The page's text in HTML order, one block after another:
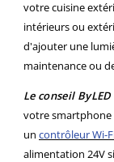
votre cuisine
intérieurs ou
d'ajouter une
maintenance ou
Le conseil ByLED
votre
un contrôleur Wi-
alimentation 24V